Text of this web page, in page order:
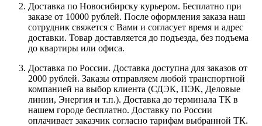
Доставка по Новосибирску курьером. Бесплатно при
заказе от 10000 рублей. После оформления заказа наш
сотрудник свяжется с Вами и согласует время и адрес
доставки. Товар доставляется до подъезда, без подъема
до квартиры или офиса.
Доставка по России. Доставка доступна для заказов от
2000 рублей. Заказы отправляем любой транспортной
компанией на выбор клиента (СДЭК, ПЭК, Деловые
линии, Энергия и т.п.). Доставка до терминала ТК в
нашем городе бесплатно. Доставку по России
оплачивает заказчик согласно тарифам выбранной ТК.